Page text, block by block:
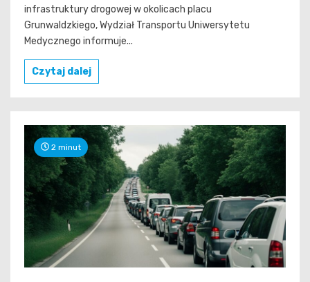
infrastruktury drogowej w okolicach placu
Grunwaldzkiego, Wydział Transportu Uniwersytetu
Medycznego informuje...
Czytaj dalej
2 minut